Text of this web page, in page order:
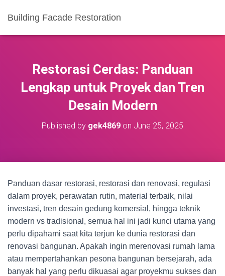
Building Facade Restoration
Restorasi Cerdas: Panduan
Lengkap untuk Proyek dan Tren
Desain Modern
Published by gek4869 on June 25, 2025
Panduan dasar restorasi, restorasi dan renovasi, regulasi
dalam proyek, perawatan rutin, material terbaik, nilai
investasi, tren desain gedung komersial, hingga teknik
modern vs tradisional, semua hal ini jadi kunci utama yang
perlu dipahami saat kita terjun ke dunia restorasi dan
renovasi bangunan. Apakah ingin merenovasi rumah lama
atau mempertahankan pesona bangunan bersejarah, ada
banyak hal yang perlu dikuasai agar proyekmu sukses dan